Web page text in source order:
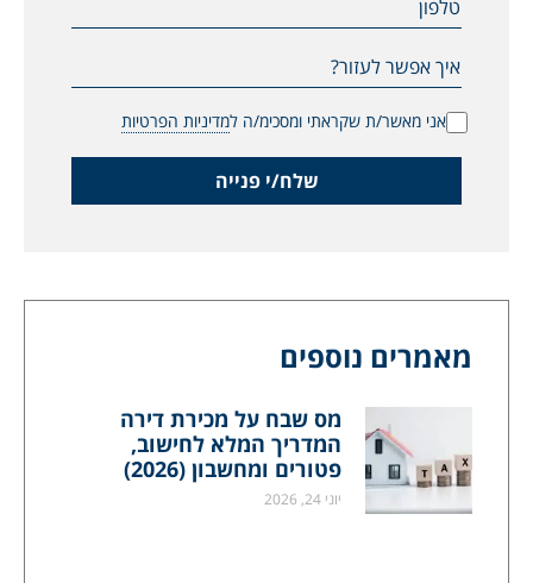
טלפון
איך אפשר לעזור?
אני מאשר/ת שקראתי ומסכימ/ה למדיניות הפרטיות
שלח/י פנייה
מאמרים נוספים
מס שבח על מכירת דירה
המדריך המלא לחישוב,
פטורים ומחשבון (2026)
יוני 24, 2026